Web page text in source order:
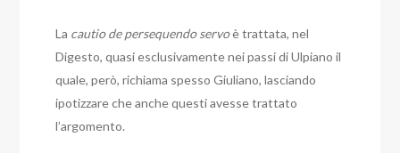
La cautio de persequendo servoè trattata, nel
Digesto, quasi esclusivamente nei passi di Ulpiano il
quale, però, richiama spesso Giuliano, lasciando
ipotizzare che anche questi avesse trattato
l’argomento.